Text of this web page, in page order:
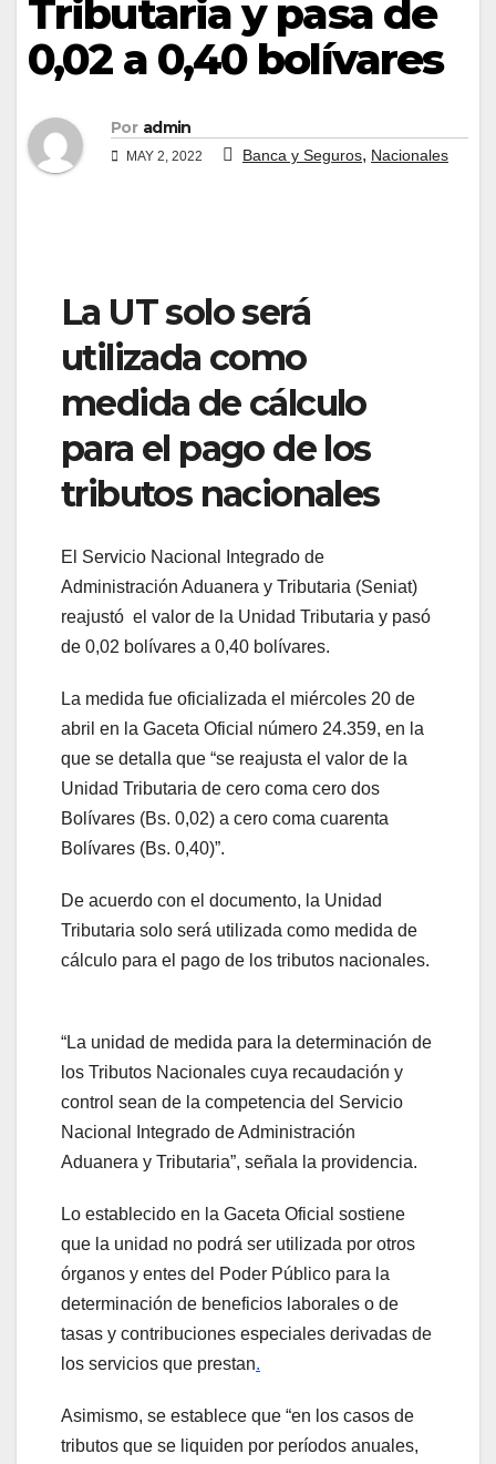
Tributaria y pasa de
0,02 a 0,40 bolívares
Por admin
MAY 2, 2022 Banca y Seguros, Nacionales
La UT solo será
utilizada como
medida de cálculo
para el pago de los
tributos nacionales
El Servicio Nacional Integrado de
Administración Aduanera y Tributaria (Seniat)
reajustó el valor de la Unidad Tributaria y pasó
de 0,02 bolívares a 0,40 bolívares.
La medida fue oficializada el miércoles 20 de
abril en la Gaceta Oficial número 24.359, en la
que se detalla que “se reajusta el valor de la
Unidad Tributaria de cero coma cero dos
Bolívares (Bs. 0,02) a cero coma cuarenta
Bolívares (Bs. 0,40)”.
De acuerdo con el documento, la Unidad
Tributaria solo será utilizada como medida de
cálculo para el pago de los tributos nacionales.
“La unidad de medida para la determinación de
los Tributos Nacionales cuya recaudación y
control sean de la competencia del Servicio
Nacional Integrado de Administración
Aduanera y Tributaria”, señala la providencia.
Lo establecido en la Gaceta Oficial sostiene
que la unidad no podrá ser utilizada por otros
órganos y entes del Poder Público para la
determinación de beneficios laborales o de
tasas y contribuciones especiales derivadas de
los servicios que prestan.
Asimismo, se establece que “en los casos de
tributos que se liquiden por períodos anuales,